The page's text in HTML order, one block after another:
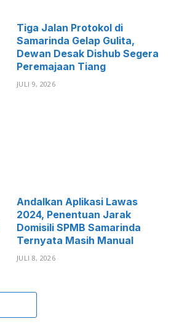
Tiga Jalan Protokol di
Samarinda Gelap Gulita,
Dewan Desak Dishub Segera
Peremajaan Tiang
JULI 9, 2026
Andalkan Aplikasi Lawas
2024, Penentuan Jarak
Domisili SPMB Samarinda
Ternyata Masih Manual
JULI 8, 2026